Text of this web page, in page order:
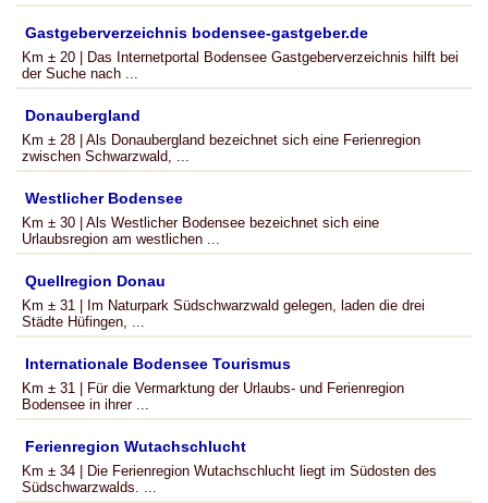
Gastgeberverzeichnis bodensee-gastgeber.de
Km ± 20 | Das Internetportal Bodensee Gastgeberverzeichnis hilft bei
der Suche nach ...
Donaubergland
Km ± 28 | Als Donaubergland bezeichnet sich eine Ferienregion
zwischen Schwarzwald, ...
Westlicher Bodensee
Km ± 30 | Als Westlicher Bodensee bezeichnet sich eine
Urlaubsregion am westlichen ...
Quellregion Donau
Km ± 31 | Im Naturpark Südschwarzwald gelegen, laden die drei
Städte Hüfingen, ...
Internationale Bodensee Tourismus
Km ± 31 | Für die Vermarktung der Urlaubs- und Ferienregion
Bodensee in ihrer ...
Ferienregion Wutachschlucht
Km ± 34 | Die Ferienregion Wutachschlucht liegt im Südosten des
Südschwarzwalds. ...